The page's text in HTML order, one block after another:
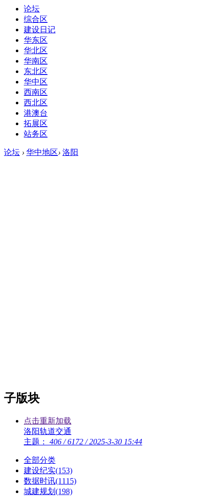
论坛
综合区
建设日记
华东区
华北区
华南区
东北区
华中区
西南区
西北区
港澳台
拓展区
站务区
论坛 › 华中地区› 洛阳
子版块
点击重新加载
洛阳轨道交通
主题： 406 /6172 /2025-3-30 15:44
全部分类
建设纪实(153)
数据时讯(1115)
城建规划 (198)